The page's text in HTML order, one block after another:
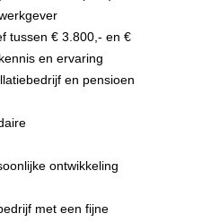
tussen € 3.800,- en €
en ervaring
en pensioen
ontwikkeling
met een fijne